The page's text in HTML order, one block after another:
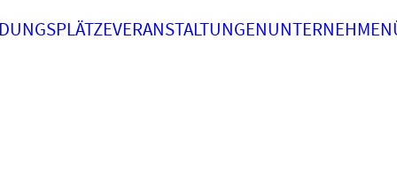
VERANSTALTUNGENUNTERNEHMEN